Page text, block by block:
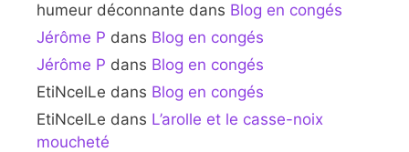
humeur déconnante dans Blog en congés
Jérôme P dans Blog en congés
Jérôme P dans Blog en congés
EtiNcelLe dans Blog en congés
EtiNcelLe dans L’arolle et le casse-noix
moucheté